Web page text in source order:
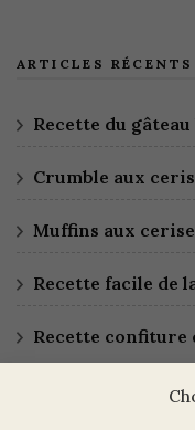
ARTICLES RÉCENTS
Recette du
Crumble aux
Muffins aux
Recette facile de
Recette confiture